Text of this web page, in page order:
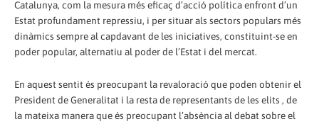
Catalunya, com la mesura més eficaç d’acció política enfront d’un
Estat profundament repressiu, i per situar als sectors populars més
dinàmics sempre al capdavant de les iniciatives, constituint-se en
poder popular, alternatiu al poder de l’Estat i del mercat.
En aquest sentit és preocupant la revaloració que poden obtenir el
President de Generalitat i la resta de representants de les elits , de
la mateixa manera que és preocupant l’absència al debat sobre el